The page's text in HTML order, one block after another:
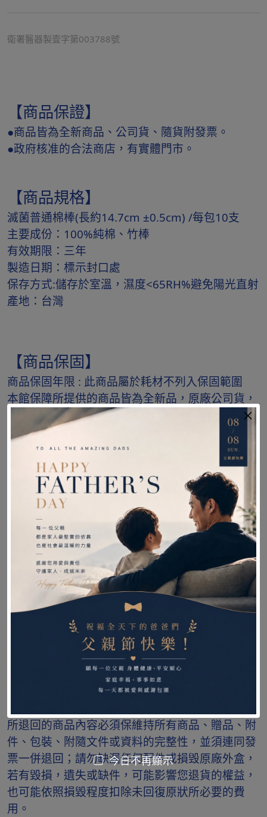
衛署醫器製壹字第003788號
【商品保證】
●商品皆為全新商品、公司貨、隨貨附發票。
●政府核准的合法商店，有實體門市。
【商品規格】
滅菌普通棉棒(長約14.7cm ±0.5cm) /每包10支
主要成份：100%純棉、竹棒
有效期限：三年
製造日期：標示封口處
保存方式:儲存於室溫，濕度<65RH%避免陽光直射
產地：台灣
【商品保固】
商品保固年限 : 此商品屬於耗材不列入保固範圍
本館保障所提供的商品皆為全新品，原廠公司貨，
由原廠授權經銷。
【下單須知】
❤隨貨附紙本發票，如發票有需要開立統一編號，
請在備註欄備註，謝謝。
❤週六日及例假日貨運不送件，只接單不出貨，假
日單統一工作日出貨。
❤感謝您的購買與支持，收到商品請先檢查產品是
否符合你訂購的商品，若有商品有問題或寄錯商
品，請保持所有商品、贈品、附件、包裝、隨附文
件、發票或資料的完整性，請盡速跟我們聯繫。本
公司將會盡快為你處理相關後續問題。
❤依據消費者保護法之規定，將提供您享有商品到
貨次日起算七天鑑賞期的權益，鑑賞期間作為您評
估是否購買該商品，並非提供您試用或操作該商
所退回的商品內容必須保維持所有商品、贈品、附
件、包裝、附隨文件或資料的完整性，並須連同發
票一併退回；請勿缺漏任何配件或損毁原廠外盒，
若有毀損，遺失或缺件，可能影響您退貨的權益，
也可能依照損毀程度扣除未回復原狀所必要的費
用。
今日不再顯示